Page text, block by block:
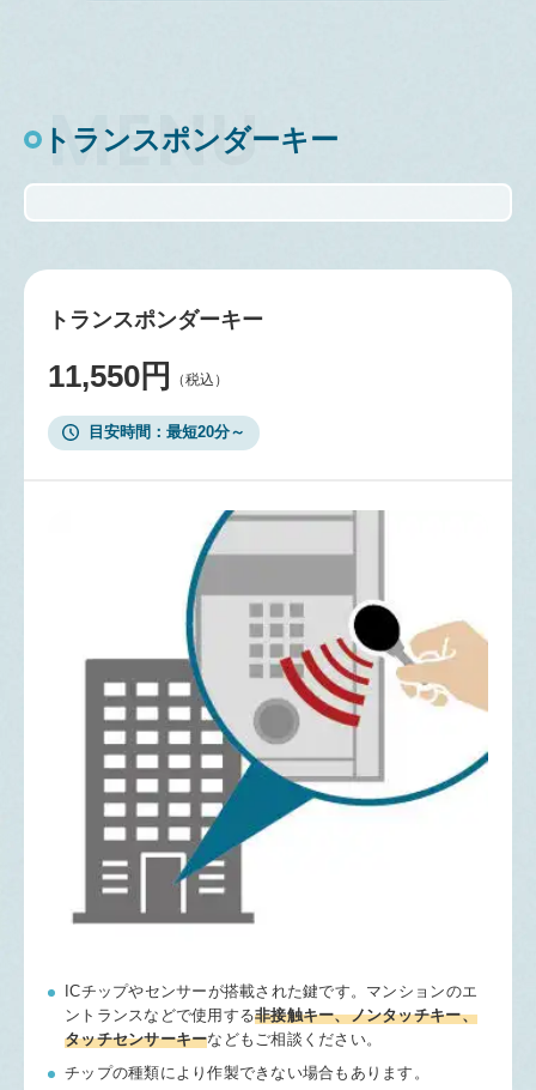
トランスポンダーキー
トランスポンダーキー
11,550円 （税込）
目安時間 最短20分～
ICチップやセンサーが搭載された鍵です。 マンションのエ
ントランスなどで使用する非接触キー、ノンタッチキー、
タッチセンサーキーなどもご相談ください。
チップの種類により作製できない場合もあります。